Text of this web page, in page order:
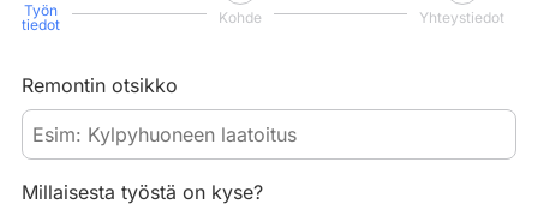
Työn
tiedot
Kohde Yhteystiedot
Remontin otsikko
Millaisesta työstä on kyse?